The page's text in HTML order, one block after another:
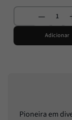
Adicionar
Pioneira em